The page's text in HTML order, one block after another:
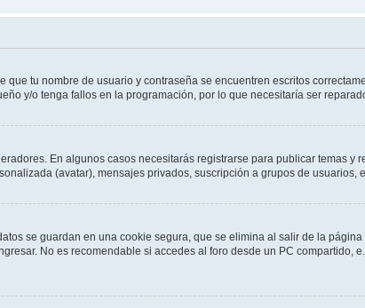
tu nombre de usuario y contraseña se encuentren escritos
y/o tenga fallos en la programación, por lo que necesitaría ser
En algunos casos necesitarás registrarse para publicar temas
(avatar), mensajes privados, suscripción a grupos de usuarios,
se guardan en una cookie segura, que se elimina al salir de la
No es recomendable si accedes al foro desde un PC compartido,